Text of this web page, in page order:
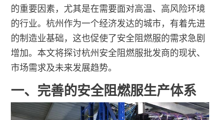
的重要因素，尤其是在需要面对高温、高风险环境
的行业。杭州作为一个经济发达的城市，有着先进
的制造业基础，这也促使了安全阻燃服的需求急剧
增加。本文将探讨杭州安全阻燃服批发商的现状、
市场需求及未来发展趋势。
一、完善的安全阻燃服生产体系